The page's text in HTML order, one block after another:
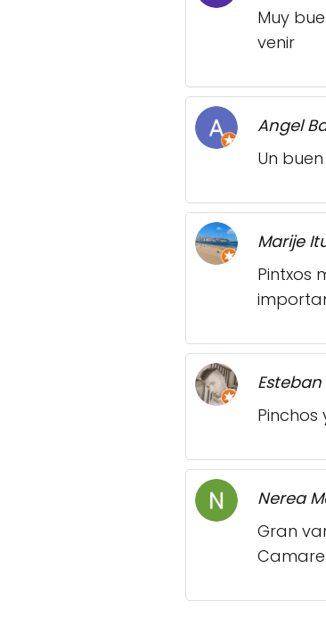
Muy
venir
Angel
Un
Marije
Pintxos
Nerea
Gran